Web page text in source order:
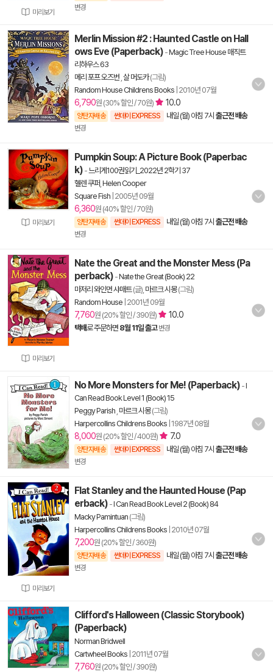
미리보기
변경
Merlin Mission #2 : Haunted Castle on Hall
ows Eve (Paperback) -Magic Tree House 매직트
리하우스 63
메리 포프 오즈번 살 머도카(그림)
Random House Childrens Books 2010년 07월
6,790원 (30% 할인 / 70원) 10.0
양탄자배송 썬데이 EXPRESS 내일 (월) 아침 7시 출근전 배송
변경
미리보기
Pumpkin Soup: A Picture Book (Paperbac
k) -느리게100권읽기_2022년 2학기 37
헬렌 쿠퍼 Helen Cooper
Square Fish 2005년 09월
6,360원 (40% 할인 / 70원)
양탄자배송 썬데이 EXPRESS 내일 (월) 아침 7시 출근전 배송
변경
미리보기
Nate the Great and the Monster Mess (Pa
perback) -Nate the Great (Book) 22
마저리 와인먼 샤매트(글), 마르크 시몽(그림)
Random House 2001년 09월
7,760원 (20% 할인 / 390원) 10.0
택배로 주문하면 8월 11일 출고 변경
No More Monsters for Me! (Paperback) -I
Can Read Book Level 1 (Book) 15
Peggy Parish 마르크 시몽(그림)
Harpercollins Childrens Books 1987년 08월
8,000원 (20% 할인 / 400원) 7.0
양탄자배송 썬데이 EXPRESS 내일 (월) 아침 7시 출근전 배송
변경
미리보기
Flat Stanley and the Haunted House (Pap
erback) -I Can Read Book Level 2 (Book) 84
Macky Pamintuan (그림)
Harpercollins Childrens Books 2010년 07월
7,200원 (20% 할인 / 360원)
양탄자배송 썬데이 EXPRESS 내일 (월) 아침 7시 출근전 배송
변경
Clifford's Halloween (Classic Storybook)
(Paperback)
Norman Bridwell
Cartwheel Books 2011년 07월
7,760원 (20% 할인 / 390원)